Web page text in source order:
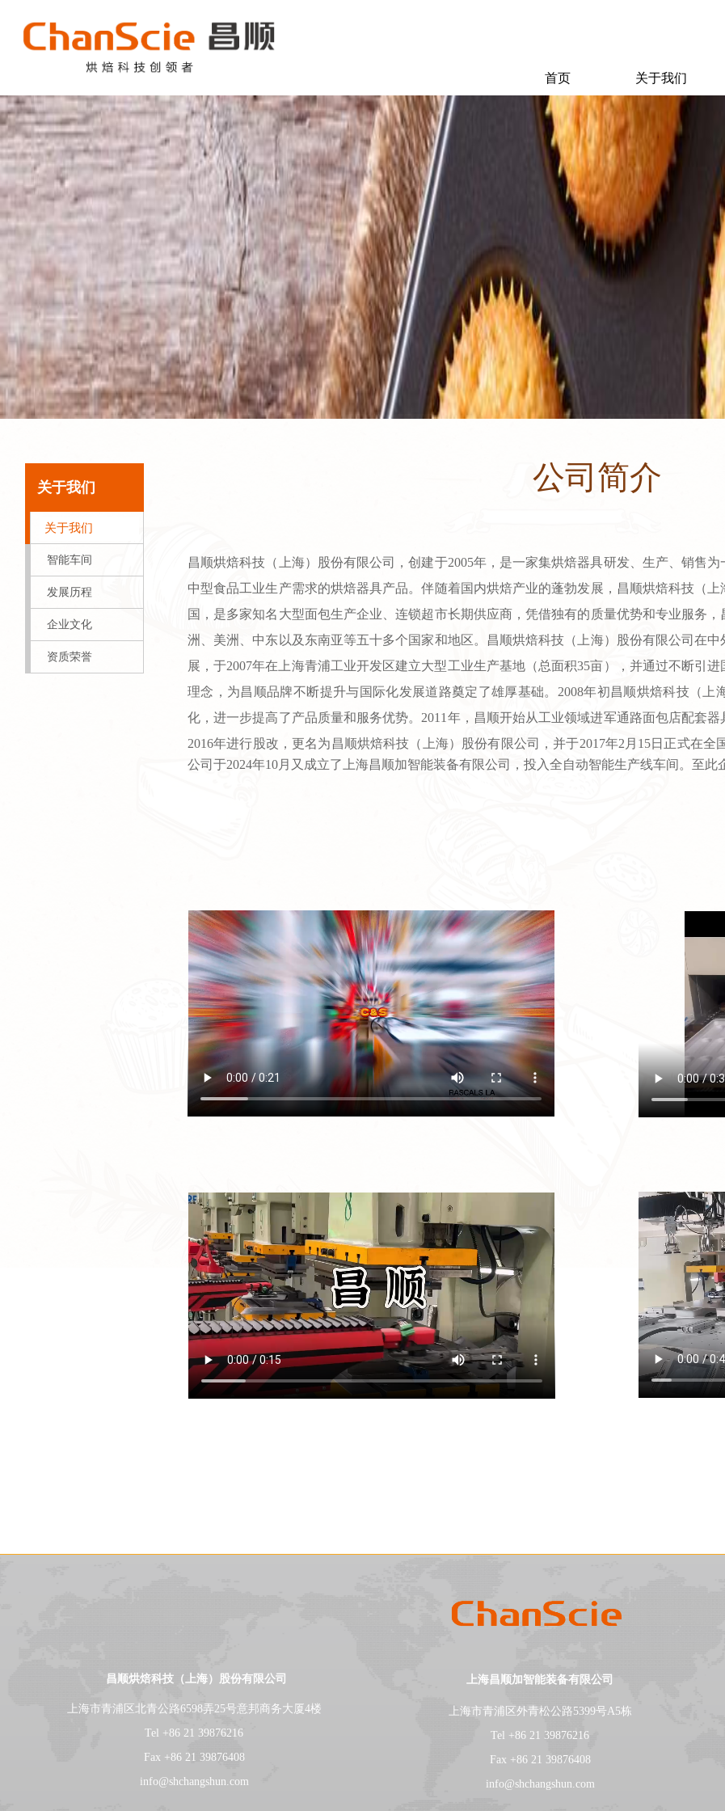
首页 关于我们
公司简介
关于我们
关于我们
智能车间
发展历程
企业文化
资质荣誉
关于我们
昌顺烘焙科技（上海）股份有限公司，创建于2005年，是一家集烘焙器具研发、生产、销售
中型食品工业生产需求的烘焙器具产品。伴随着国内烘焙产业的蓬勃发展，昌顺烘焙科技（
国，是多家知名大型面包生产企业、连锁超市长期供应商，凭借独有的质量优势和专业服务
洲、美洲、中东以及东南亚等五十多个国家和地区。昌顺烘焙科技（上海）股份有限公司在
展，于2007年在上海青浦工业开发区建立大型工业生产基地（总面积35亩），并通过不断引
理念，为昌顺品牌不断提升与国际化发展道路奠定了雄厚基础。2008年初昌顺烘焙科技（
化，进一步提高了产品质量和服务优势。2011年，昌顺开始从工业领域进军通路面包店配套
2016年进行股改，更名为昌顺烘焙科技（上海）股份有限公司，并于2017年2月15日正式在全
公司于2024年10月又成立了上海昌顺加智能装备有限公司，投入全自动智能生产线车间。至此
昌顺烘焙科技（上海）股份有限公司
上海市青浦区北青公路6598弄25号意邦商务大厦4楼
Tel +86 21 39876216
Fax +86 21 39876408
info@shchangshun.com
上海昌顺加智能装备有限公司
上海市青浦区外青松公路5399号A5栋
Tel +86 21 39876216
Fax +86 21 39876408
info@shchangshun.com